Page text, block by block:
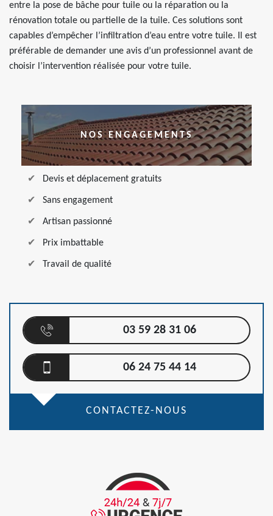
entre la pose de bâche pour tuile ou la réparation ou la
rénovation totale ou partielle de la tuile. Ces solutions sont
capables d’empêcher l’infiltration d’eau entre votre tuile. Il est
préférable de demander une avis d’un professionnel avant de
choisir l’intervention réalisée pour votre tuile.
NOS ENGAGEMENTS
Devis et déplacement gratuits
Sans engagement
Artisan passionné
Prix imbattable
Travail de qualité
03 59 28 31 06
06 24 75 44 14
CONTACTEZ-NOUS